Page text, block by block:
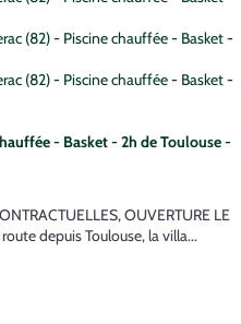
- Basket - 2h de Toulouse -
OUVERTURE LE
depuis Toulouse, la villa...